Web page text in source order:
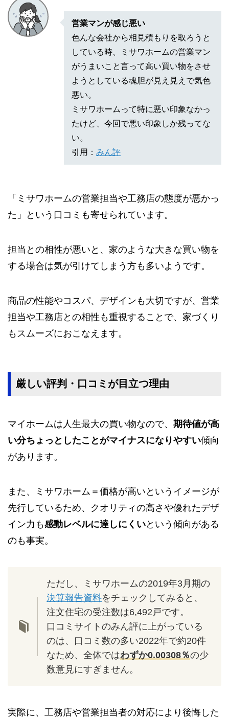
営業マンが感じ悪い
色んな会社から相見積もりを取ろうと
している時、ミサワホームの営業マン
がうまいこと言って高い買い物をさせ
ようとしている魂胆が見え見えで気色
悪い。
ミサワホームって特に悪い印象なかっ
たけど、今回で悪い印象しか残ってな
い。
引用： みん評
「ミサワホームの営業担当や工務店の態度が悪かっ
た」という口コミも寄せられています。
担当との相性が悪いと、家のような大きな買い物を
する場合は気が引けてしまう方も多いようです。
商品の性能やコスパ、デザインも大切ですが、営業
担当や工務店との相性も重視することで、家づくり
もスムーズにおこなえます。
厳しい評判・口コミが目立つ理由
マイホームは人生最大の買い物なので、 期待値が高
い分ちょっとしたことがマイナスになりやすい傾向
があります。
また、ミサワホーム＝価格が高いというイメージが
先行しているため、クオリティの高さや優れたデザ
イン力も感動レベルに達しにくいという傾向がある
のも事実。
ただし、ミサワホームの2019年3月期の
決算報告資料をチェックしてみると、
注文住宅の受注数は6,492戸です。
口コミサイトのみん評に上がっている
のは、口コミ数の多い2022年で約20件
なため、全体ではわずか0.00308％の少
数意見にすぎません。
実際に、工務店や営業担当者の対応により後悔した